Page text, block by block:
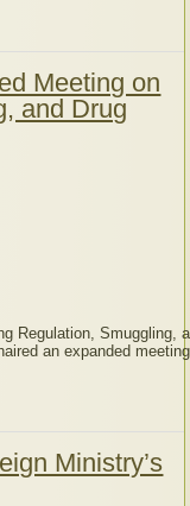
Meeting on
and Drug
Regulation, Smuggling,
an expanded
Ministry’s